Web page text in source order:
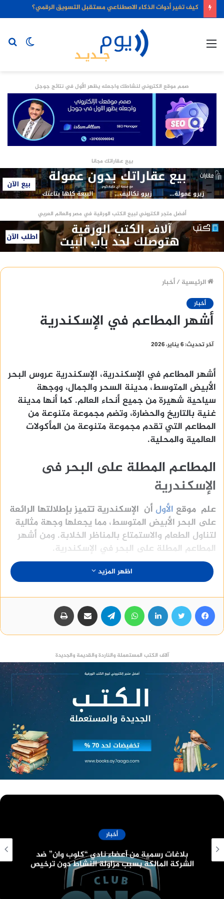
كيف تغير أدوات الذكاء الاصطناعي مستقبل التسويق الرقمي؟
الوضع
صمم موقع الكتروني لنشاطك واجعله يظهر الأول في نتائج جوجل
بيع عقاراتك مجانا
أفضل متجر الكتروني لبيع الكتب الورقية في مصر والعالم العربي
الرئيسية /أخبار
أخبار
أشهر المطاعم في الإسكندرية
آخر تحديث: 6 يناير، 2026
أشهر المطاعم في الإسكندرية، الإسكندرية عروس البحر
الأبيض المتوسط، مدينة السحر والجمال، ووجهة
سياحية شهيرة من جميع أنحاء العالم. كما أنها مدينة
غنية بالتاريخ والحضارة، وتضم مجموعة متنوعة من
المطاعم التي تقدم مجموعة متنوعة من المأكولات
العالمية والمحلية.
المطاعم المطلة على البحر فى
الإسكندرية
علم موقع الأول أن الإسكندرية تتميز بإطلالتها الرائعة
على البحر الأبيض المتوسط، مما يجعلها وجهة مثالية
لتناول الطعام والاستمتاع بالمناظر الخلابة. ومن أشهر
المطاعم المطلة على البحر في الإسكندرية.
مطعم وايت أند بلو
مطعم سانتوريني
مطعم جراند كافيه
مطعم كوزموبوليتان
المطاعم المتخصصة في المأكولات
البحرية فى الإسكندرية
تعتبر الإسكندرية من أشهر المدن الساحلية في مصر،
ولذلك فهي تتميز بتنوع وتميز المأكولات البحرية التي
تقدمها. ومن أشهر المطاعم المتخصصة في المأكولات
البحرية في الإسكندرية.
مطعم قرية بلبع
مطعم سانتوريني
مطعم جليلة
اعرف أكثر عن :دار ملهمون
المطاعم الإيطالية فى الاسكندرية
اظهر المزيد
آلاف الكتب المستعملة والناردة والقديمة والجديدة
أخبار
قانون البناء الموحد الجديد وعدد الأدوار المسموح
بها